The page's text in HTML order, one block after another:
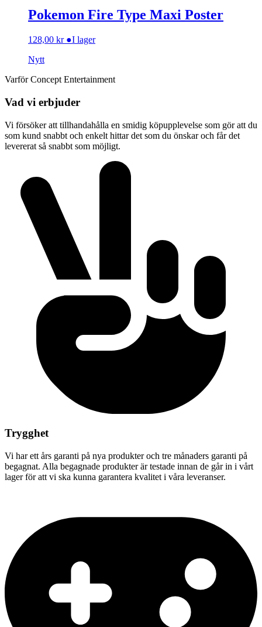
Pokemon Fire Type Maxi Poster
128,00 kr ●I lager
Nytt
Varför Concept Entertainment
Vad vi erbjuder
Vi försöker att tillhandahålla en smidig köpupplevelse som gör att du
som kund snabbt och enkelt hittar det som du önskar och får det
levererat så snabbt som möjligt.
Trygghet
Vi har ett års garanti på nya produkter och tre månaders garanti på
begagnat. Alla begagnade produkter är testade innan de går in i vårt
lager för att vi ska kunna garantera kvalitet i våra leveranser.